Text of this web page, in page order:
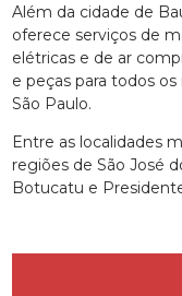
Além da cidade de
oferece serviços de
elétricas e de ar
e peças para todos
São Paulo.
Entre as localidades
regiões de São José
Botucatu e